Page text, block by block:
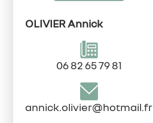
OLIVIER Annick
06 82 65 79 81
annick.olivier@hotmail.fr